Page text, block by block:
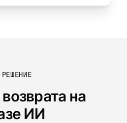
РЕШЕНИЕ
на
ИИ